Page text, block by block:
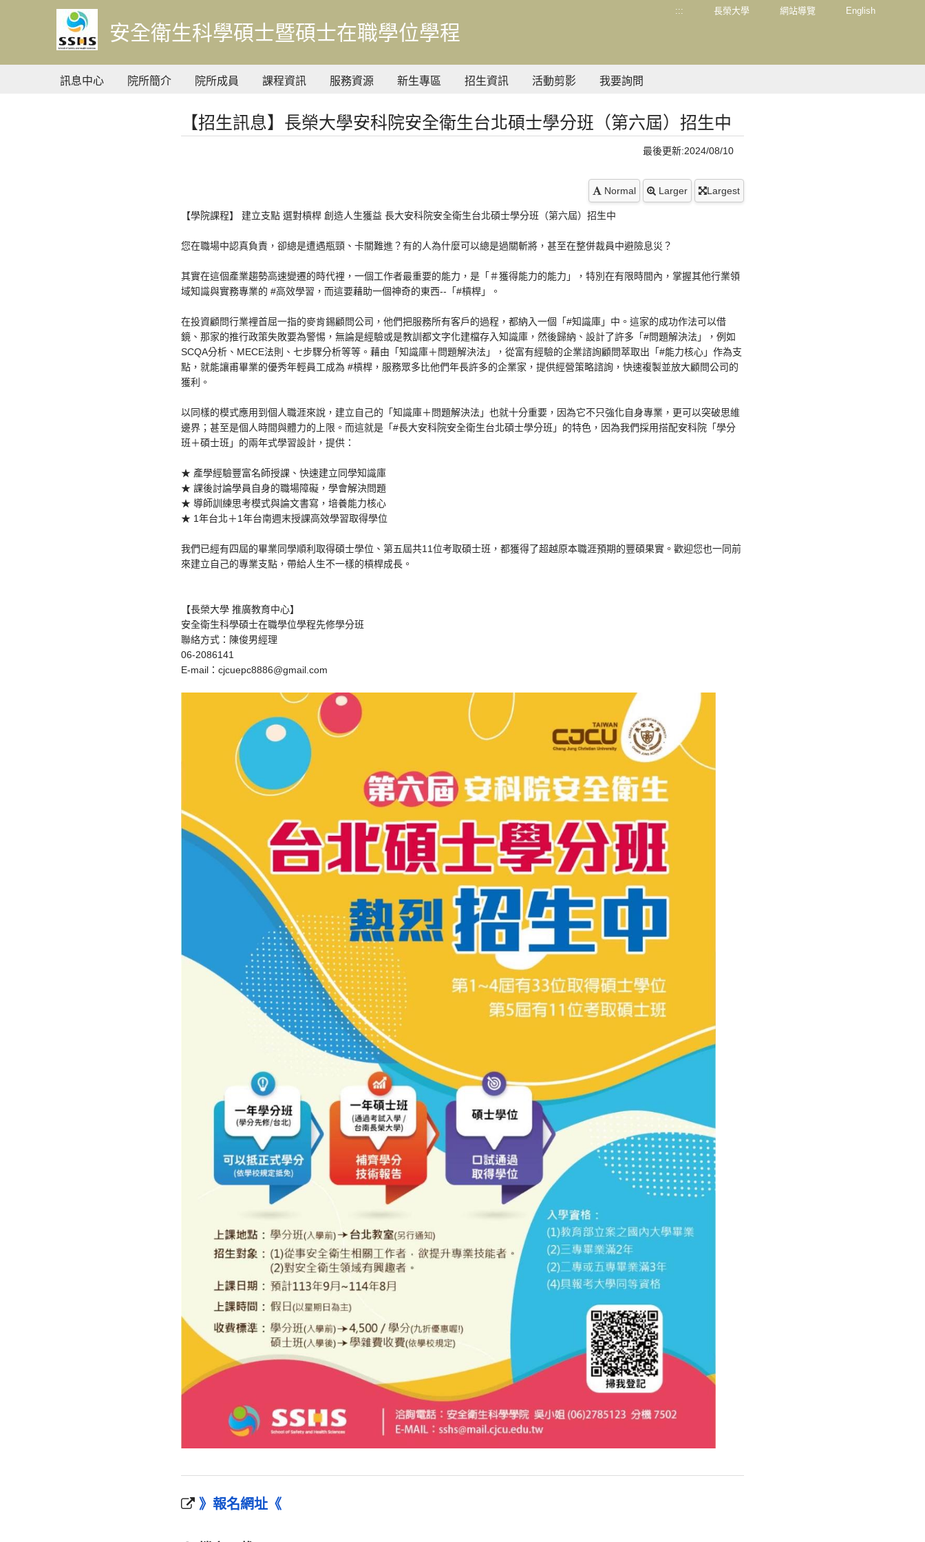
內
容
安全衛生科學碩士暨碩士在職學位學程
::: 長榮大學 網站導覽 English
訊息中心 院所簡介 院所成員 課程資訊 服務資源 新生專區 招生資訊 活動剪影 我要詢問
【招生訊息】長榮大學安科院安全衛生台北碩士學分班（第六屆）招生中
最後更新:2024/08/10
Normal Larger Largest
【學院課程】 建立支點 選對槓桿 創造人生獲益 長大安科院安全衛生台北碩士學分班（第六屆）招生中
您在職場中認真負責，卻總是遭遇瓶頸、卡關難進？有的人為什麼可以總是過關斬將，甚至在整併裁員中避險息災？
其實在這個產業趨勢高速變遷的時代裡，一個工作者最重要的能力，是「＃獲得能力的能力」，特別在有限時間內，掌握其他行業領
域知識與實務專業的 #高效學習，而這要藉助一個神奇的東西--「#槓桿」。
在投資顧問行業裡首屈一指的麥肯錫顧問公司，他們把服務所有客戶的過程，都納入一個「#知識庫」中。這家的成功作法可以借
鏡、那家的推行政策失敗要為警惕，無論是經驗或是教訓都文字化建檔存入知識庫，然後歸納、設計了許多「#問題解決法」，例如
SCQA分析、MECE法則、七步驟分析等等。藉由「知識庫＋問題解決法」，從富有經驗的企業諮詢顧問萃取出「#能力核心」作為支
點，就能讓甫畢業的優秀年輕員工成為 #槓桿，服務眾多比他們年長許多的企業家，提供經營策略諮詢，快速複製並放大顧問公司的
獲利。
以同樣的模式應用到個人職涯來說，建立自己的「知識庫＋問題解決法」也就十分重要，因為它不只強化自身專業，更可以突破思維
邊界；甚至是個人時間與體力的上限。而這就是「#長大安科院安全衛生台北碩士學分班」的特色，因為我們採用搭配安科院「學分
班＋碩士班」的兩年式學習設計，提供：
★ 產學經驗豐富名師授課、快速建立同學知識庫
★ 課後討論學員自身的職場障礙，學會解決問題
★ 導師訓練思考模式與論文書寫，培養能力核心
★ 1年台北＋1年台南週末授課高效學習取得學位
我們已經有四屆的畢業同學順利取得碩士學位、第五屆共11位考取碩士班，都獲得了超越原本職涯預期的豐碩果實。歡迎您也一同前
來建立自己的專業支點，帶給人生不一樣的槓桿成長。
【長榮大學 推廣教育中心】
安全衛生科學碩士在職學位學程先修學分班
聯絡方式：陳俊男經理
06-2086141
E-mail：cjcuepc8886@gmail.com
》報名網址《